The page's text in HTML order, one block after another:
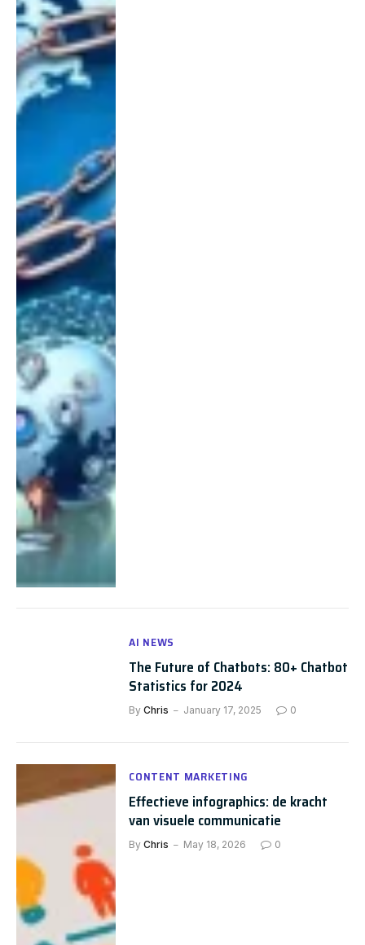
AI NEWS
The Future of Chatbots: 80+ Chatbot
Statistics for 2024
By Chris January 17, 2025 0
CONTENT MARKETING
Effectieve infographics: de kracht
van visuele communicatie
By Chris May 18, 2026 0